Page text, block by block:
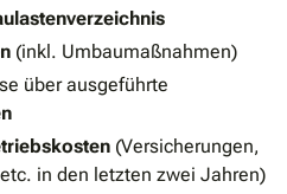
(inkl. Umbaumaßnahmen)
über ausgeführte
(Versicherungen,
in den letzten zwei Jahren)